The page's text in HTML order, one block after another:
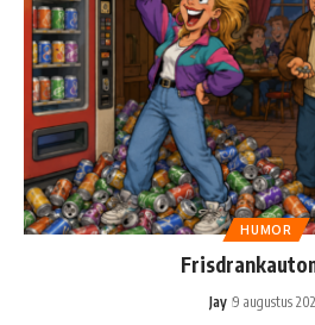
HUMOR
Jay 9 augustus